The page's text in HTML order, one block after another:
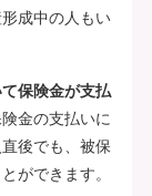
成中の人もい
保険金が支払
金の支払いに
後でも、被保
ができます。